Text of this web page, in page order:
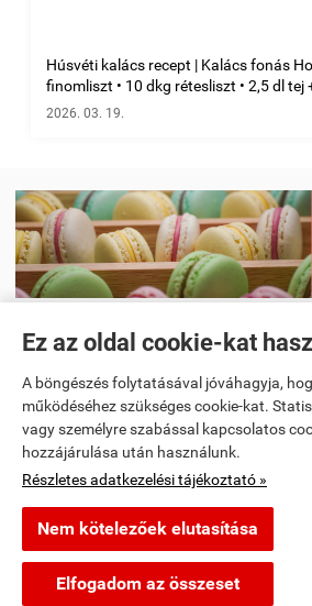
Ez az oldal cookie-kat
A böngészés folytatásával jóváhagyja,
működéséhez szükséges cookie-kat.
vagy személyre szabással kapcsolatos
hozzájárulása után használunk.
Részletes adatkezelési tájékoztató »
Nem kötelezőek elutasítása
Elfogadom az összeset
Húsvéti kalács recept | Kalács fonás
finomliszt • 10 dkg rétesliszt • 2,5 dl tej
2026. 03. 19.
Receptkönyv e-book és Étrendtervező app
Videó receptek megtekintése|
Spanyoltanulás magyarul - Online
Konyhai kiegészítők és
Webáruház készítés